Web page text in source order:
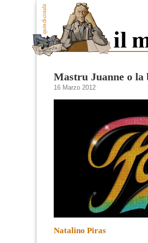
Mastru Juanne o la
16 Marzo 2012
Natalino Piras